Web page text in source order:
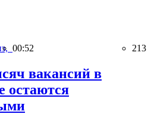
00:52 213
вакансий в
остаются